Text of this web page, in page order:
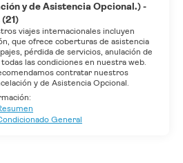
y de Asistencia Opcional.) -
viajes internacionales incluyen
que ofrece coberturas de asistencia
pérdida de servicios, anulación de
las condiciones en nuestra web.
contratar nuestros
y de Asistencia Opcional.
General